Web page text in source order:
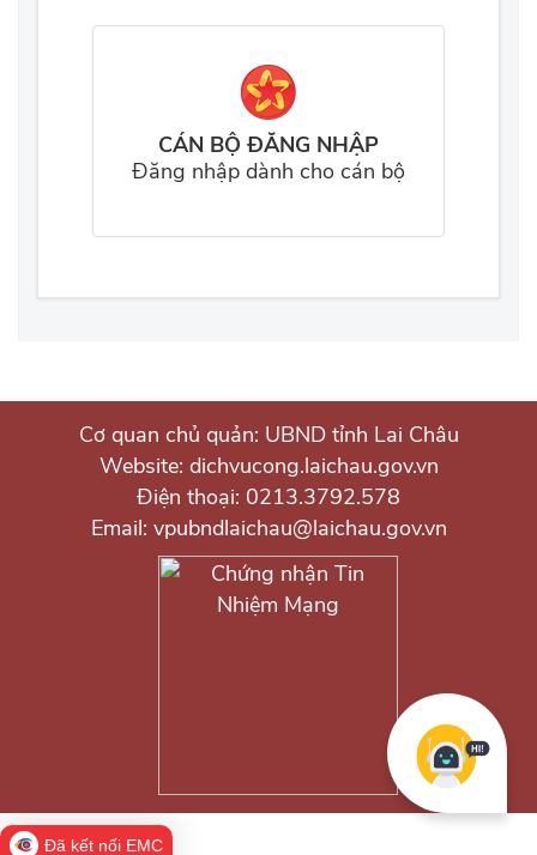
CÁN BỘ ĐĂNG NHẬP
Đăng nhập dành cho cán bộ
Cơ quan chủ quản: UBND tỉnh Lai Châu
Website: dichvucong.laichau.gov.vn
Điện thoại: 0213.3792.578
Email: vpubndlaichau@laichau.gov.vn
Đã kết nối EMC